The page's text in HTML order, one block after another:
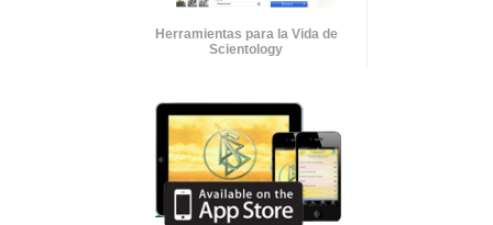
Herramientas para la Vida de
Scientology